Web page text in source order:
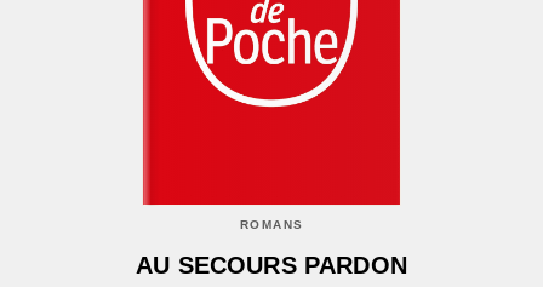
ROMANS
AU SECOURS PARDON